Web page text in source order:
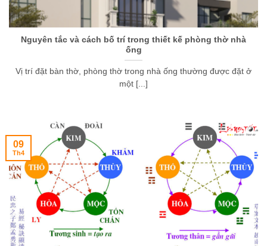
Nguyên tắc và cách bố trí trong thiết kế phòng thờ nhà
ống
Vị trí đặt bàn thờ, phòng thờ trong nhà ống thường được đặt ở
một [...]
09
Th4